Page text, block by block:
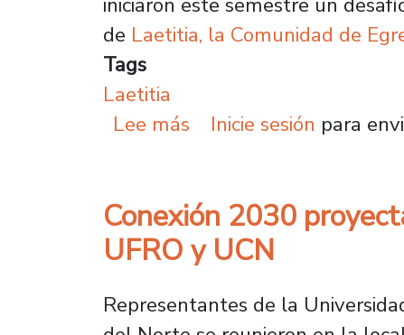
de Laetitia, la Comunidad de
Tags
Laetitia
Lee más sobre Estudiantes de
Inicie sesión para
Conexión 2030
UFRO y UCN
Representantes de la